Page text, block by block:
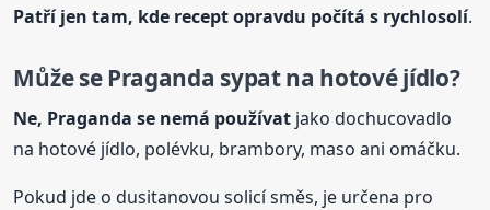
Patří jen tam, kde recept opravdu počítá s rychlosolí.
Může se Praganda sypat na hotové jídlo?
Ne, Praganda se nemá používat jako dochucovadlo
na hotové jídlo, polévku, brambory, maso ani omáčku.
Pokud jde o dusitanovou solicí směs, je určena pro